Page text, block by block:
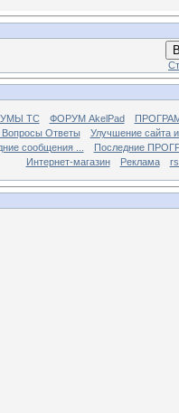
TC ФОРУМ AkelPad
Вопросы Ответы
Улучшение сайта
сообщения ...
Последние
Интернет-магазин
Реклама